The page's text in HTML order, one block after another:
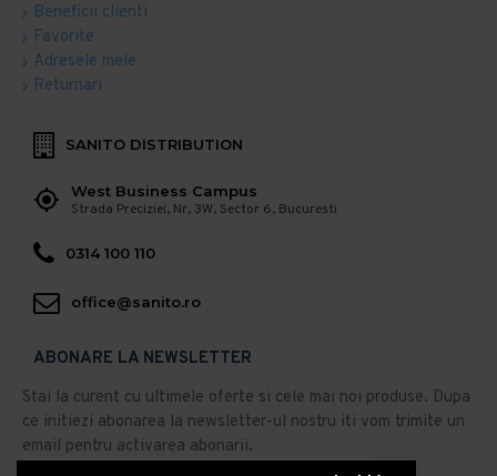
Beneficii clienti
Favorite
Adresele mele
Returnari
SANITO DISTRIBUTION
West Business Campus
Strada Preciziei, Nr, 3W, Sector 6, Bucuresti
0314 100 110
office@sanito.ro
ABONARE LA NEWSLETTER
Stai la curent cu ultimele oferte si cele mai noi produse. Dupa
ce initiezi abonarea la newsletter-ul nostru iti vom trimite un
email pentru activarea abonarii.